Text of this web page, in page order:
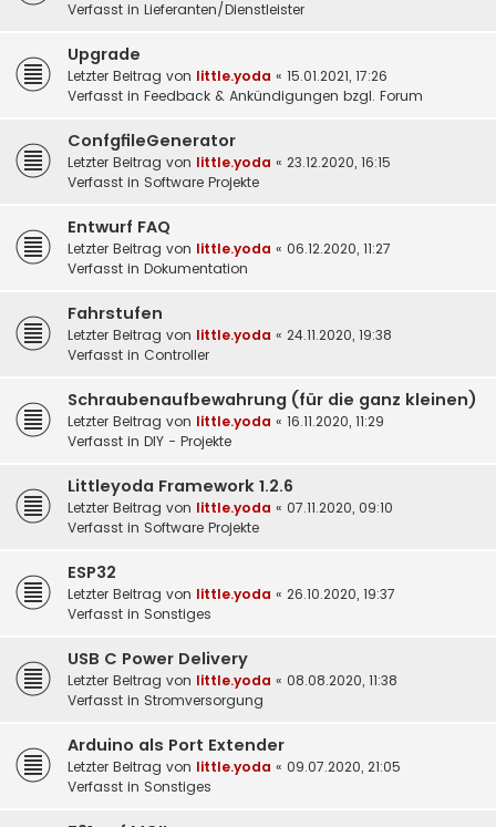
Verfasst in Lieferanten/Dienstleister
Upgrade
Letzter Beitrag von little.yoda « 15.01.2021, 17:26
Verfasst in Feedback & Ankündigungen bzgl. Forum
ConfgfileGenerator
Letzter Beitrag von little.yoda « 23.12.2020, 16:15
Verfasst in Software Projekte
Entwurf FAQ
Letzter Beitrag von little.yoda « 06.12.2020, 11:27
Verfasst in Dokumentation
Fahrstufen
Letzter Beitrag von little.yoda « 24.11.2020, 19:38
Verfasst in Controller
Schraubenaufbewahrung (für die ganz kleinen)
Letzter Beitrag von little.yoda « 16.11.2020, 11:29
Verfasst in DIY - Projekte
Littleyoda Framework 1.2.6
Letzter Beitrag von little.yoda « 07.11.2020, 09:10
Verfasst in Software Projekte
ESP32
Letzter Beitrag von little.yoda « 26.10.2020, 19:37
Verfasst in Sonstiges
USB C Power Delivery
Letzter Beitrag von little.yoda « 08.08.2020, 11:38
Verfasst in Stromversorgung
Arduino als Port Extender
Letzter Beitrag von little.yoda « 09.07.2020, 21:05
Verfasst in Sonstiges